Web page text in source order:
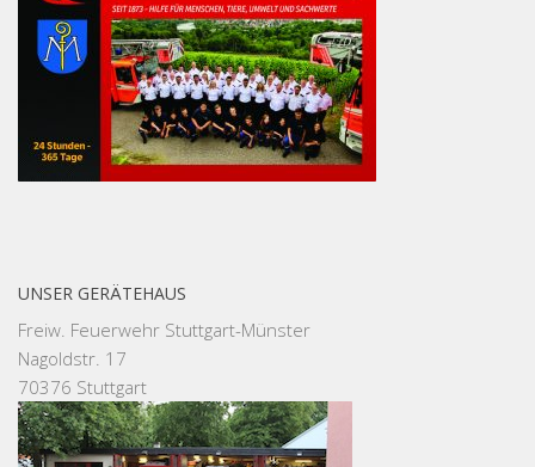
UNSER GERÄTEHAUS
Freiw. Feuerwehr Stuttgart-Münster
Nagoldstr. 17
70376 Stuttgart